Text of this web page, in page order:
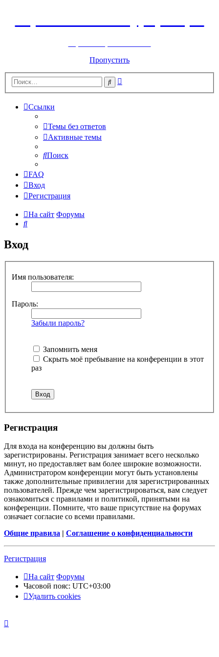
Пропустить
Поиск
Ссылки
Темы без ответов
Активные темы
Поиск
FAQ
Вход
Регистрация
На сайт Форумы
Поиск
Вход
Имя пользователя:
Пароль:
Забыли пароль?
Запомнить меня
Скрыть моё пребывание на конференции в этот
раз
Регистрация
Для входа на конференцию вы должны быть
зарегистрированы. Регистрация занимает всего несколько
минут, но предоставляет вам более широкие возможности.
Администратором конференции могут быть установлены
также дополнительные привилегии для зарегистрированных
пользователей. Прежде чем зарегистрироваться, вам следует
ознакомиться с правилами и политикой, принятыми на
конференции. Помните, что ваше присутствие на форумах
означает согласие со всеми правилами.
Общие правила | Соглашение о конфиденциальности
Регистрация
На сайт Форумы
Часовой пояс: UTC+03:00
Удалить cookies